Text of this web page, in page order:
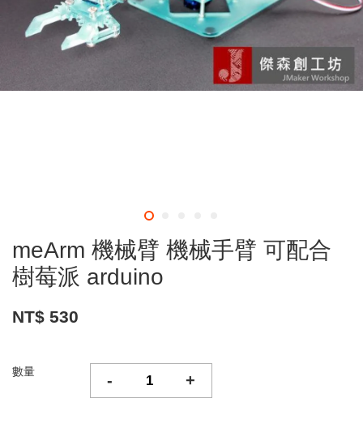
meArm 機械臂 機械手臂 可配合
樹莓派 arduino
NT$ 530
數量 - +